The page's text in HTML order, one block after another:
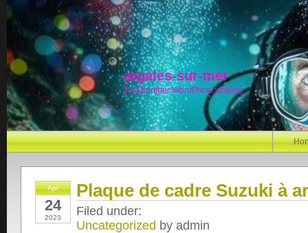
argeles-sur-mer
Just another WordPress weblog
Apr
24
2023
Plaque de cadre Suzuki à
Filed under:
Uncategorized by admin